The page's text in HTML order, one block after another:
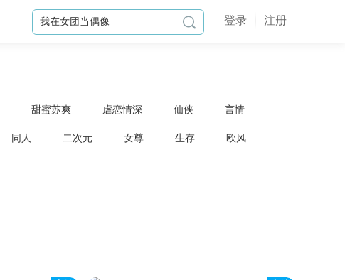
登录 注册

甜蜜苏爽 虐恋情深 仙侠 言情
同人 二次元 女尊 生存 欧风